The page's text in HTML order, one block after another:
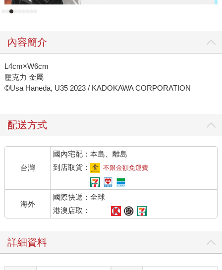
內容簡介
L4cm×W6cm
壓克力 金屬
©Usa Haneda, U35 2023 / KADOKAWA CORPORATION
配送方式
台灣
國內宅配：本島、離島
到店取貨：
不限金額免運費
海外
國際快遞：全球
港澳店取：
詳細資料